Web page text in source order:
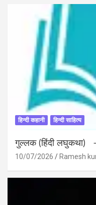
हिन्दी कहानी हिन्दी साहित्य
गुल्लक (हिंदी लघुकथा) –
10/07/2026 Ramesh